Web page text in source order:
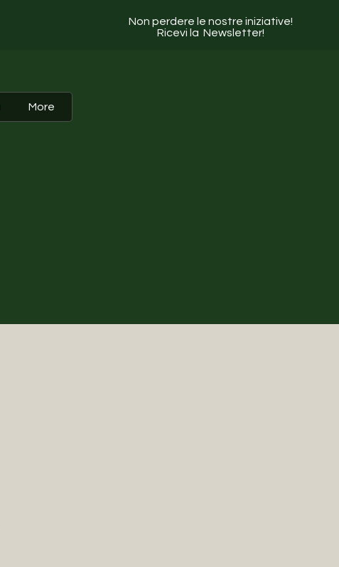
Non perdere le nostre iniziative!
Ricevi la Newsletter!
More